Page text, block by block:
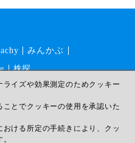
みんかぶ
株探
用規約
ップ
イズや効果測定のためクッキー
とでクッキーの使用を承認いた
ける所定の手続きにより、クッ